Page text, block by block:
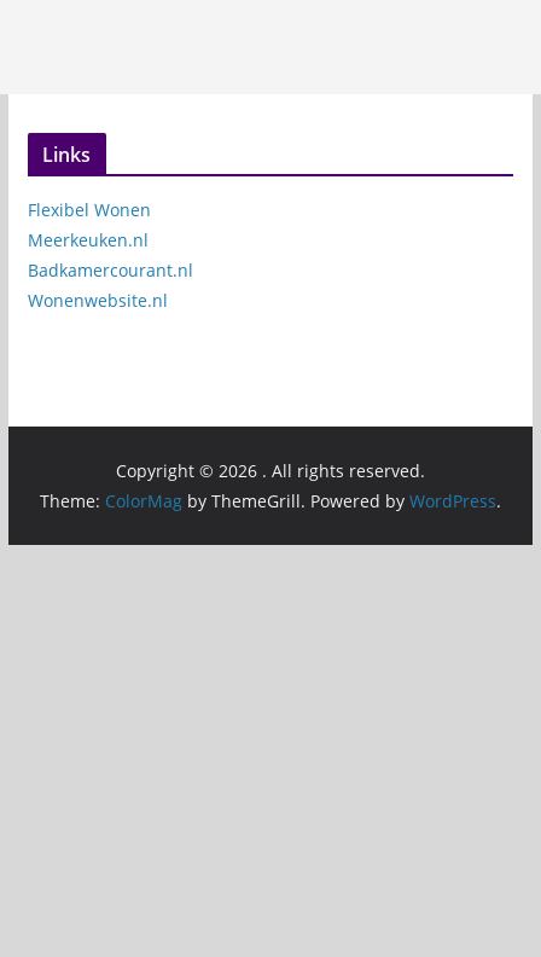
Links
Flexibel Wonen
Meerkeuken.nl
Badkamercourant.nl
Wonenwebsite.nl
Copyright © 2026 . All rights reserved.
Theme: ColorMagby ThemeGrill. Powered by WordPress.